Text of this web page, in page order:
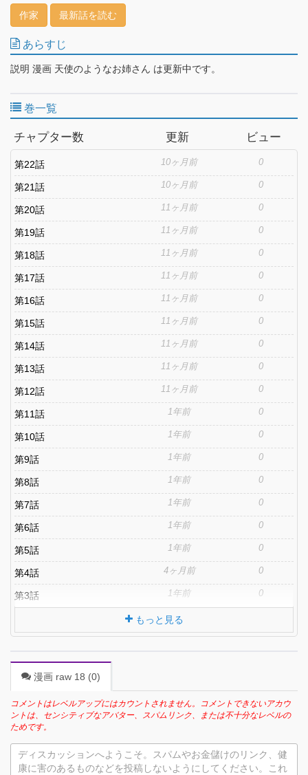
作家 最新話を読む
あらすじ
説明 漫画 天使のようなお姉さん は更新中です。
巻一覧
チャプター数 更新 ビュー
第22話 10ヶ月前 0
第21話 10ヶ月前 0
第20話 11ヶ月前 0
第19話 11ヶ月前 0
第18話 11ヶ月前 0
第17話 11ヶ月前 0
第16話 11ヶ月前 0
第15話 11ヶ月前 0
第14話 11ヶ月前 0
第13話 11ヶ月前 0
第12話 11ヶ月前 0
第11話 1年前 0
第10話 1年前 0
第9話 1年前 0
第8話 1年前 0
第7話 1年前 0
第6話 1年前 0
第5話 1年前 0
第4話 4ヶ月前 0
第3話 1年前 0
もっと見る
漫画 raw 18 (0)
コメントはレベルアップにはカウントされません。コメントできないアカウ
ントは、センシティブなアバター、スパムリンク、または不十分なレベルの
ためです。
ディスカッションへようこそ。スパムやお金儲けのリンク、健
康に害のあるものなどを投稿しないようにしてください。これ